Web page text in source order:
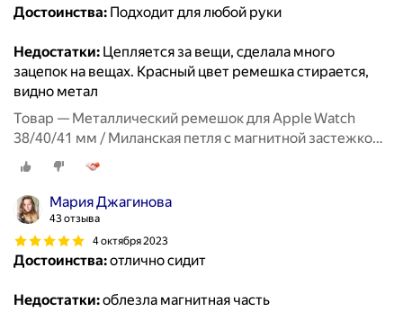
Достоинства: Подходит для любой руки
Недостатки: Цепляется за вещи, сделала много
зацепок на вещах. Красный цвет ремешка стирается,
видно метал
Товар — Металлический ремешок для Apple Watch
38/40/41 мм / Миланская петля с магнитной застежкой
для Эпл Вотч 1-10, SE, Красный
Мария Джагинова
43 отзыва
4 октября 2023
Достоинства:отлично сидит
Недостатки:облезла магнитная часть